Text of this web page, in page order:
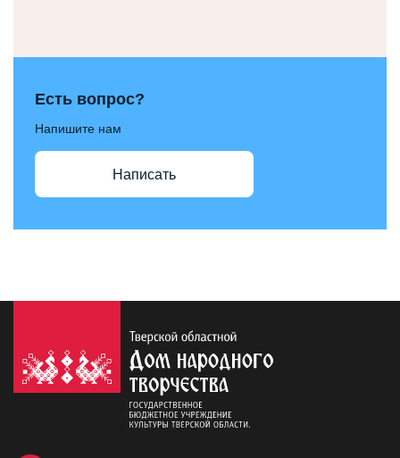
Есть вопрос?
Напишите нам
Написать